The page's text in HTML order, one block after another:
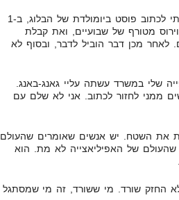
אז הרבה זמן לא כתבתי… האמת תכננתי לכתוב פוסט ביומולדת של הבלוג, ב-1
איזה וירוס מטורף של שבועיים, ואת קבלת
לאחר מכן דבר הוביל לדבר, ובסוף לא
שלי במשרד עשתה עליי גאנג-באנג.
ממני לחזור לכתוב. אני לא שלם עם
את השטח. יש אנשים שאומרים שהעולם
של האפיליאצייה לא מת. הוא
לא החזק שורד. מי ששורד, זה מי שמסתגל